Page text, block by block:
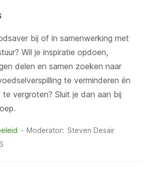
bij of in samenwerking met
Wil je inspiratie opdoen,
delen en samen zoeken naar
te verminderen én
vergroten? Sluit je dan aan bij
Moderator
Steven Desair
6